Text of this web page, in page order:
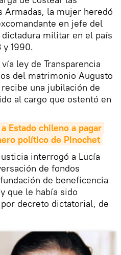
Armadas, la mujer heredó
en jefe del
militar en el país
y 1990.
ley de Transparencia
del matrimonio Augusto
una jubilación de
al cargo que ostentó en
Estado chileno a pagar
político de Pinochet
interrogó a Lucía
de fondos
de beneficencia
que le había sido
decreto dictatorial, de